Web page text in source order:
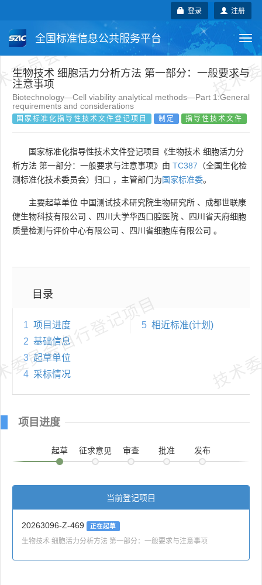
注册
登录
全国标准信息公共服务平台
国家标准 行业标准 地方标准
团体标准 企业标准 国际标准
员会自行登记项目 技
员会自行登记项目 技
生物技术 细胞活力分析方法 第一部分：一般要求与
注意事项
Biotechnology—Cell viability analytical methods—Part 1:General
requirements and considerations
国家标准化指导性技术文件登记项目 制定 指导性技术文件
国家标准化指导性技术文件登记项目《生物技术 细胞活力分
析方法 第一部分：一般要求与注意事项》由 TC387 （全国生化检
测标准化技术委员会）归口 ，主管部门为国家标准委。
主要起草单位 中国测试技术研究院生物研究所 、 成都世联康
健生物科技有限公司 、 四川大学华西口腔医院 、
四川省天府细胞
质量检测与评价中心有限公司 、 四川省细胞库有限公司 。
目录
1 项目进度
2 基础信息
3 起草单位
4 采标情况
5 相近标准(计划)
项目进度
起草 征求意见 审查 批准 发布
当前登记项目
20263096-Z-469 正在起草
生物技术 细胞活力分析方法 第一部分：一般要求与注意事项